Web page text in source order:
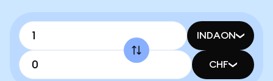
INDAON
CHF